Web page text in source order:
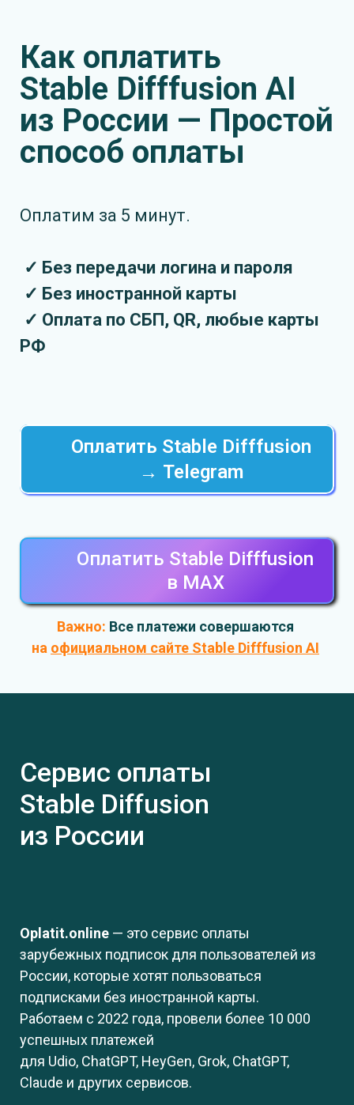
Как оплатить
Stable Difffusion AI
из России — Простой
способ оплаты
Оплатим за 5 минут.
✓ Без передачи логина и пароля
✓ Без иностранной карты
✓ Оплата по СБП, QR, любые карты
РФ
Оплатить Stable Difffusion
→ Telegram
Оплатить Stable Difffusion
в MAХ
Важно: Все платежи совершаются
на официальном сайте Stable Difffusion AI
Сервис оплаты
Stable Diffusion
из России
Oplatit.online — это сервис оплаты
зарубежных подписок для пользователей из
России, которые хотят пользоваться
подписками без иностранной карты.
Работаем с 2022 года, провели более 10 000
успешных платежей
для Udio, ChatGPT, HeyGen, Grok, ChatGPT,
Claude и других сервисов.